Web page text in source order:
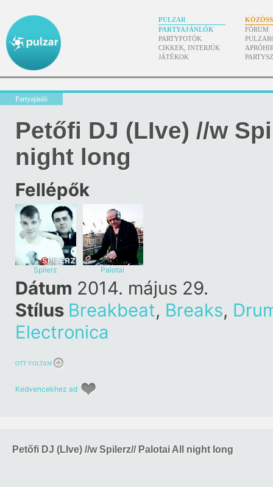
PULZAR
PARTYAJÁNLÓK
PARTYFOTÓK
CIKKEK, INTERJÚK
JÁTÉKOK
FÓRUM
Partyajánló
Petőfi DJ (LIve) //w
night long
Fellépők
Spilerz Palotai
Dátum 2014. május 29.
Stílus Breakbeat, Breaks,
Electronica
OTT VOLTAM
Kedvencekhez ad
Petőfi DJ (LIve) //w Spilerz// Palotai All night long